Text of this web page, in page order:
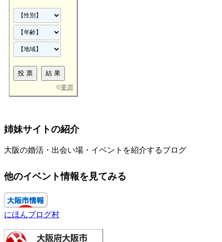
©要潤
姉妹サイトの紹介
大阪の婚活・出会い場・イベントを紹介するブログ
他のイベント情報を見てみる
にほんブログ村